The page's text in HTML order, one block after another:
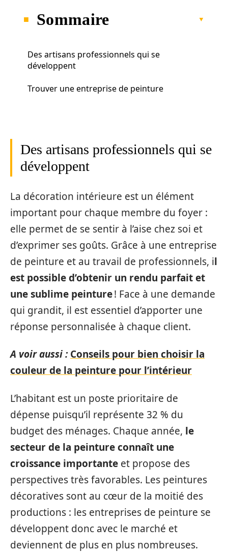
Sommaire
Des artisans professionnels qui se
développent
Trouver une entreprise de peinture
Des artisans professionnels qui se
développent
La décoration intérieure est un élément
important pour chaque membre du foyer :
elle permet de se sentir à l’aise chez soi et
d’exprimer ses goûts. Grâce à une entreprise
de peinture et au travail de professionnels, il
est possible d’obtenir un rendu parfait et
une sublime peinture! Face à une demande
qui grandit, il est essentiel d’apporter une
réponse personnalisée à chaque client.
A voir aussi : Conseils pour bien choisir la
couleur de la peinture pour l’intérieur
L’habitant est un poste prioritaire de
dépense puisqu’il représente 32 % du
budget des ménages. Chaque année, le
secteur de la peinture connaît une
croissance importante et propose des
perspectives très favorables. Les peintures
décoratives sont au cœur de la moitié des
productions : les entreprises de peinture se
développent donc avec le marché et
deviennent de plus en plus nombreuses.